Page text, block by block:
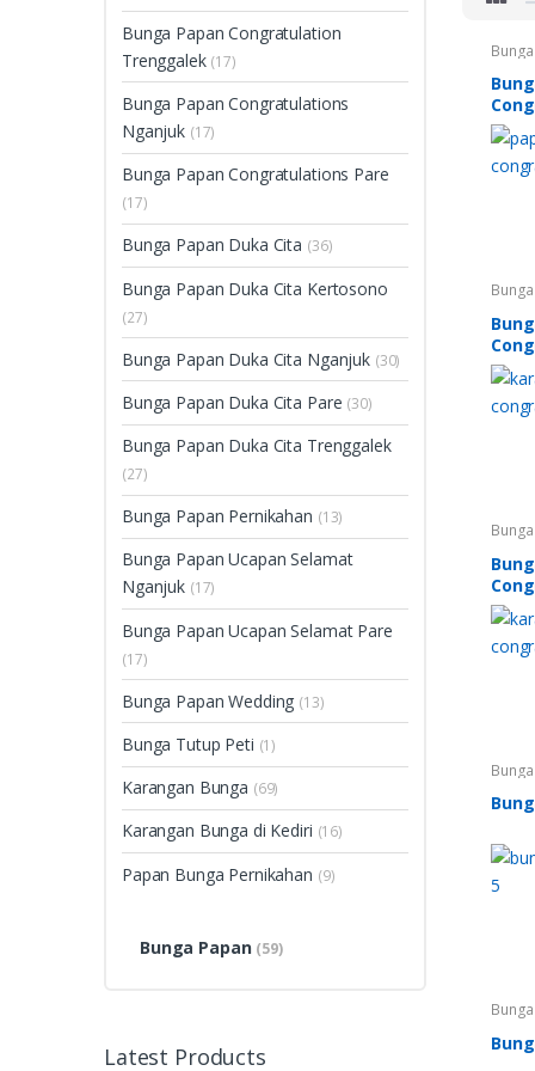
Pare,
Papan
Pare,
Papan
Pare,
Papan
Papan
Cita,
Papan
Papan
Cita,
Bunga Papan Congratulation
Trenggalek (17)
Bunga Papan Congratulations
Nganjuk (17)
Bunga Papan Congratulations Pare
(17)
Bunga Papan Duka Cita (36)
Bunga Papan Duka Cita Kertosono
(27)
Bunga Papan Duka Cita Nganjuk (30)
Bunga Papan Duka Cita Pare (30)
Bunga Papan Duka Cita Trenggalek
(27)
Bunga Papan Pernikahan (13)
Bunga Papan Ucapan Selamat
Nganjuk (17)
Bunga Papan Ucapan Selamat Pare
(17)
Bunga Papan Wedding (13)
Bunga Tutup Peti (1)
Karangan Bunga (69)
Karangan Bunga di Kediri (16)
Papan Bunga Pernikahan (9)
Bunga Papan (59)
Latest Products